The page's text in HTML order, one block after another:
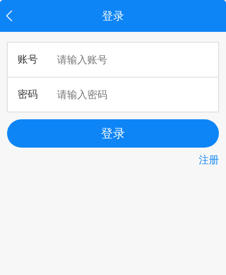
登录
注册